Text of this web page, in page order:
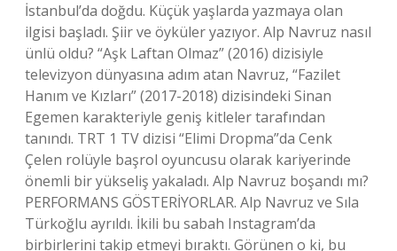
İstanbul’da doğdu. Küçük yaşlarda yazmaya olan
ilgisi başladı. Şiir ve öyküler yazıyor. Alp Navruz nasıl
ünlü oldu? “Aşk Laftan Olmaz” (2016) dizisiyle
televizyon dünyasına adım atan Navruz, “Fazilet
Hanım ve Kızları” (2017-2018) dizisindeki Sinan
Egemen karakteriyle geniş kitleler tarafından
tanındı. TRT 1 TV dizisi “Elimi Dropma”da Cenk
Çelen rolüyle başrol oyuncusu olarak kariyerinde
önemli bir yükseliş yakaladı. Alp Navruz boşandı mı?
PERFORMANS GÖSTERİYORLAR. Alp Navruz ve Sıla
Türkoğlu ayrıldı. İkili bu sabah Instagram’da
birbirlerini takip etmeyi bıraktı. Görünen o ki, bu